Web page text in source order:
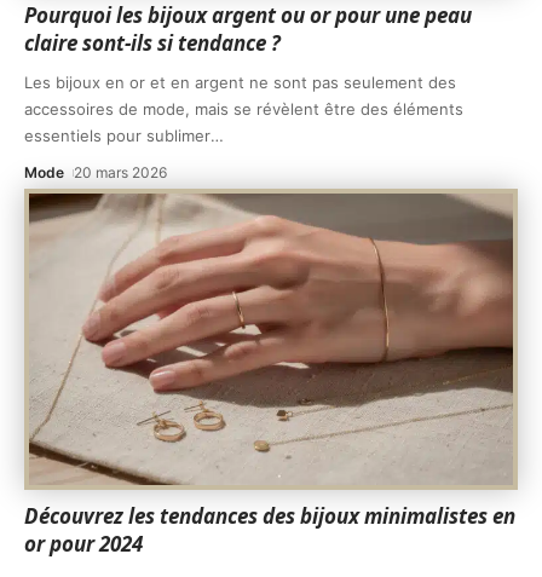
Pourquoi les bijoux argent ou or pour une peau
claire sont-ils si tendance ?
Les bijoux en or et en argent ne sont pas seulement des
accessoires de mode, mais se révèlent être des éléments
essentiels pour sublimer…
Mode 20 mars 2026
Découvrez les tendances des bijoux minimalistes en
or pour 2024